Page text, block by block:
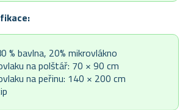
% bavlna, 20% mikrovlákno
na polštář: 70 × 90 cm
na peřinu: 140 × 200 cm